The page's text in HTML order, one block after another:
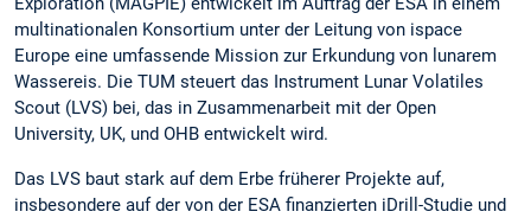
multinationalen Konsortium unter der Leitung von ispace
Europe eine umfassende Mission zur Erkundung von lunarem
Wassereis. Die TUM steuert das Instrument Lunar Volatiles
Scout (LVS) bei, das in Zusammenarbeit mit der Open
University, UK, und OHB entwickelt wird.
Das LVS baut stark auf dem Erbe früherer Projekte auf,
insbesondere auf der von der ESA finanzierten iDrill-Studie und